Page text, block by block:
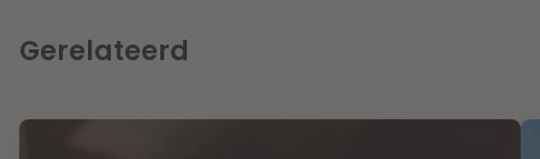
Gerelateerd